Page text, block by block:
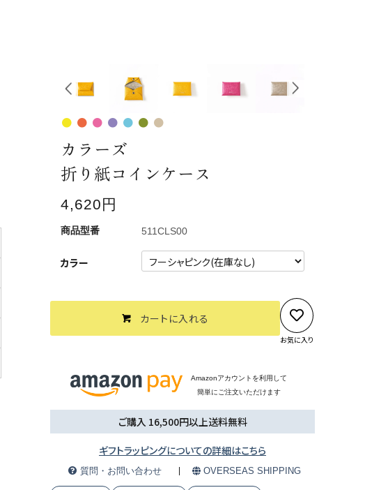
カラーズ
折り紙コインケース
4,620円
511CLS00
カラー
カートに入れる
お気に入り
Amazonアカウントを利用して
簡単にご注文いただけます
ご購入 16,500円以上送料無料
ギフトラッピングについての詳細はこちら
質問・お問い合わせ OVERSEAS SHIPPING